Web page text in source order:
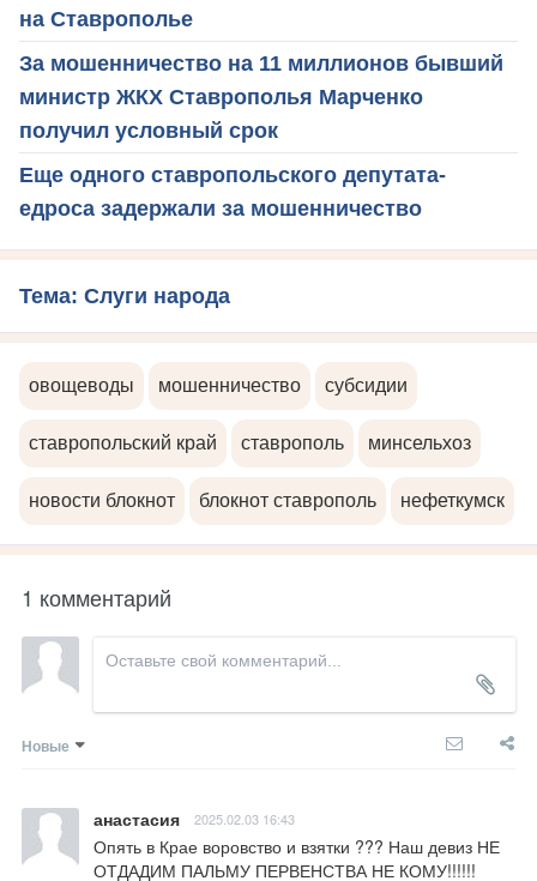
на Ставрополье
За мошенничество на 11 миллионов бывший
министр ЖКХ Ставрополья Марченко
получил условный срок
Еще одного ставропольского депутата-
едроса задержали за мошенничество
Тема: Слуги народа
овощеводы мошенничество субсидии
ставропольский край ставрополь минсельхоз
новости блокнот блокнот ставрополь нефеткумск
1 комментарий
Новые
анастасия 2025.02.03 16:43
Опять в Крае воровство и взятки ??? Наш девиз НЕ
ОТДАДИМ ПАЛЬМУ ПЕРВЕНСТВА НЕ КОМУ!!!!!!